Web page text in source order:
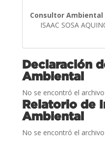
Consultor Ambiental
ISAAC SOSA
Declaración
Ambiental
No se encontró el
Relatorio de
Ambiental
No se encontró el